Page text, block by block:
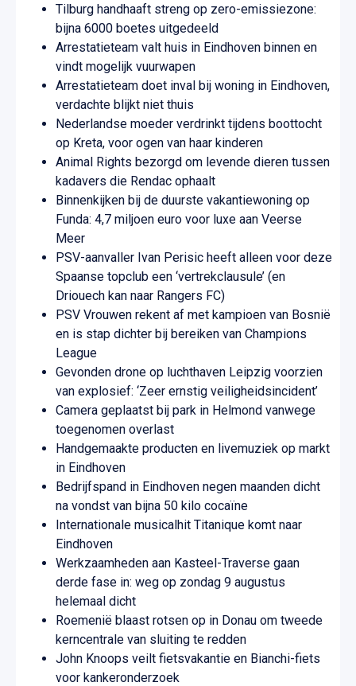
Tilburg handhaaft streng op zero-emissiezone:
bijna 6000 boetes uitgedeeld
Arrestatieteam valt huis in Eindhoven binnen en
vindt mogelijk vuurwapen
Arrestatieteam doet inval bij woning in Eindhoven,
verdachte blijkt niet thuis
Nederlandse moeder verdrinkt tijdens boottocht
op Kreta, voor ogen van haar kinderen
Animal Rights bezorgd om levende dieren tussen
kadavers die Rendac ophaalt
Binnenkijken bij de duurste vakantiewoning op
Funda: 4,7 miljoen euro voor luxe aan Veerse
Meer
PSV-aanvaller Ivan Perisic heeft alleen voor deze
Spaanse topclub een ‘vertrekclausule’ (en
Driouech kan naar Rangers FC)
PSV Vrouwen rekent af met kampioen van Bosnië
en is stap dichter bij bereiken van Champions
League
Gevonden drone op luchthaven Leipzig voorzien
van explosief: ‘Zeer ernstig veiligheidsincident’
Camera geplaatst bij park in Helmond vanwege
toegenomen overlast
Handgemaakte producten en livemuziek op markt
in Eindhoven
Bedrijfspand in Eindhoven negen maanden dicht
na vondst van bijna 50 kilo cocaïne
Internationale musicalhit Titanique komt naar
Eindhoven
Werkzaamheden aan Kasteel-Traverse gaan
derde fase in: weg op zondag 9 augustus
helemaal dicht
Roemenië blaast rotsen op in Donau om tweede
kerncentrale van sluiting te redden
John Knoops veilt fietsvakantie en Bianchi-fiets
voor kankeronderzoek